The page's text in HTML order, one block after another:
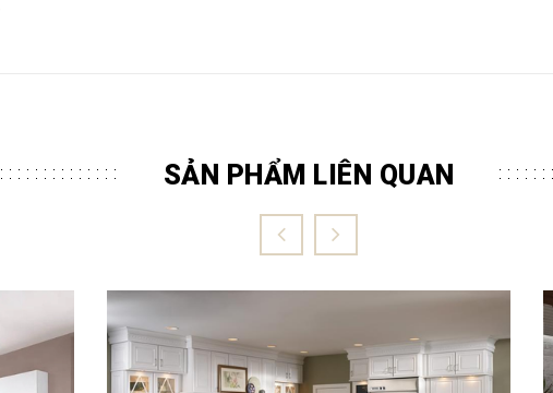
SẢN PHẨM LIÊN QUAN